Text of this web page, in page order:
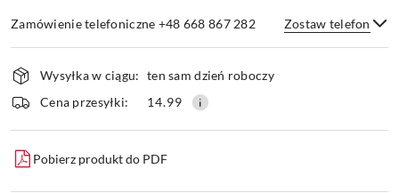
Zamówienie telefoniczne +48 668 867 282 Zostaw telefon
Wyślij
Dostępność
i
dostawa
Wysyłka w ciągu: ten sam dzień roboczy
Cena przesyłki:
14.99
Pobierz produkt do PDF